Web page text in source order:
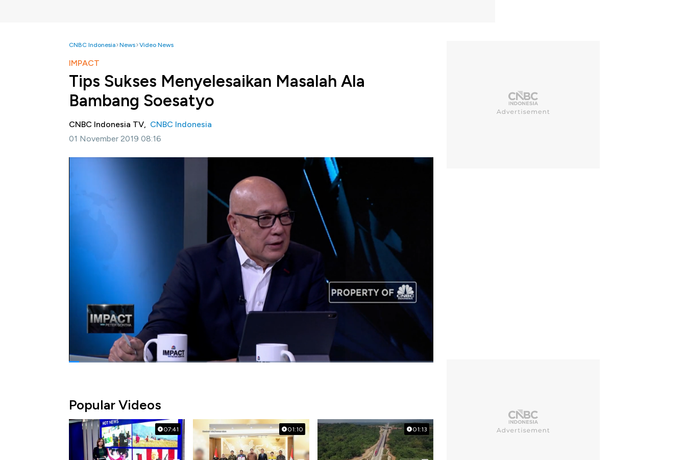
CNBC Indonesia News Video News
IMPACT
Tips Sukses Menyelesaikan Masalah Ala
Bambang Soesatyo
CNBC Indonesia TV, CNBC Indonesia
01 November 2019 08:16
Mengawali karir sebagai wartawan hingga sukses menjadi pengusaha
dan moncer pula di karir politiknya, ketua MPR, Bambang Soesatyo punya kiat tersendiri agar
pekerjaan lancar dan terbebas dari konflik antar rekan. Berani terjun ke dunia politik, berarti harus
mahir bernegosiasi dan mengakomodir kepentingan banyak pihak.
Bagaimana Bamsoet melakukannya? Apa saja tips nya?Simak wawancara lengkap Peter F Gontha
bersama Bambang Soesatyo dalam program IMPACT, CNBC Indonesia.
#wartawan #politik #mpr #impact #peter f gontha
Popular Videos
07:41 01:10 01:13